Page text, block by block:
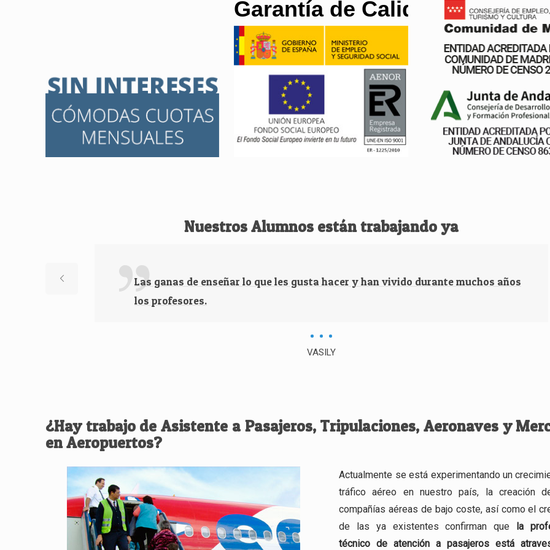
Garantía de Calidad
Nuestros Alumnos están trabajando ya
Las ganas de enseñar lo que les gusta hacer y han vivido durante muchos años
los profesores.
VASILY
¿Hay trabajo de Asistente a Pasajeros, Tripulaciones, Aeronaves y
en Aeropuertos?
Actualmente se está experimentando un
tráfico aéreo en nuestro país, la creación
compañías aéreas de bajo coste, así como el
de las ya existentes confirman que
la
técnico de atención a pasajeros está